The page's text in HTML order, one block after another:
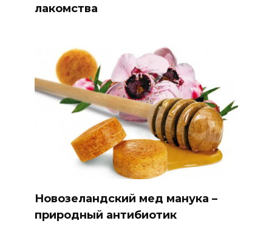
лакомства
Новозеландский мед манука –
природный антибиотик